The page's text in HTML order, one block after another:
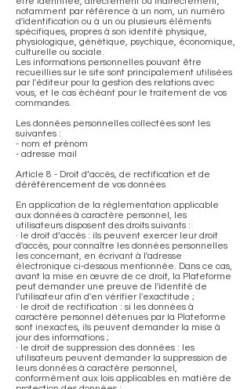
notamment par référence à un nom, un numéro
d'identification ou à un ou plusieurs éléments
spécifiques, propres à son identité physique,
physiologique, génétique, psychique, économique,
culturelle ou sociale.
Les informations personnelles pouvant être
recueillies sur le site sont principalement utilisées
par l'éditeur pour la gestion des relations avec
vous, et le cas échéant pour le traitement de vos
commandes.
Les données personnelles collectées sont les
suivantes :
- nom et prénom
- adresse mail
Article 8 - Droit d’accès, de rectification et de
déréférencement de vos données
En application de la réglementation applicable
aux données à caractère personnel, les
utilisateurs disposent des droits suivants :
· le droit d’accès : ils peuvent exercer leur droit
d'accès, pour connaître les données personnelles
les concernant, en écrivant à l'adresse
électronique ci-dessous mentionnée. Dans ce cas,
avant la mise en œuvre de ce droit, la Plateforme
peut demander une preuve de l'identité de
l'utilisateur afin d'en vérifier l'exactitude ;
· le droit de rectification : si les données à
caractère personnel détenues par la Plateforme
sont inexactes, ils peuvent demander la mise à
jour des informations ;
· le droit de suppression des données : les
utilisateurs peuvent demander la suppression de
leurs données à caractère personnel,
conformément aux lois applicables en matière de